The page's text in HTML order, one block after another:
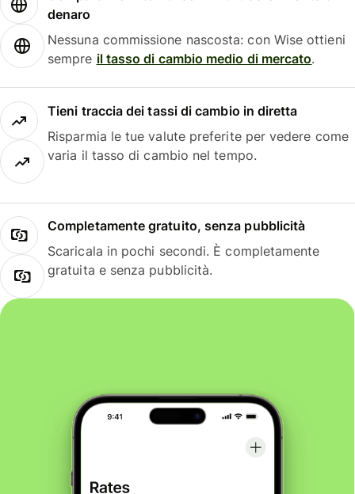
denaro
Nessuna commissione nascosta: con Wise ottieni
sempre il tasso di cambio medio di mercato.
Tieni traccia dei tassi di cambio in diretta
Risparmia le tue valute preferite per vedere come
varia il tasso di cambio nel tempo.
Completamente gratuito, senza pubblicità
Scaricala in pochi secondi. È completamente
gratuita e senza pubblicità.